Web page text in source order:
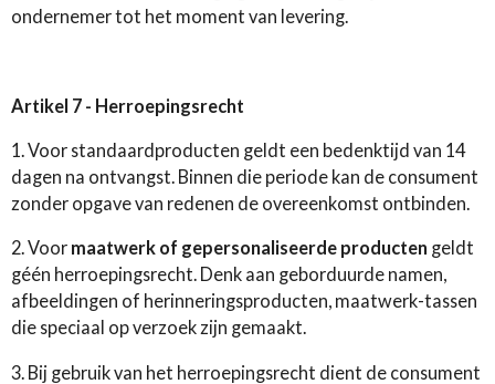
ondernemer tot het moment van levering.
Artikel 7 - Herroepingsrecht
1. Voor standaardproducten geldt een bedenktijd van 14
dagen na ontvangst. Binnen die periode kan de consument
zonder opgave van redenen de overeenkomst ontbinden.
2. Voor maatwerk of gepersonaliseerde producten geldt
géén herroepingsrecht. Denk aan geborduurde namen,
afbeeldingen of herinneringsproducten, maatwerk-tassen
die speciaal op verzoek zijn gemaakt.
3. Bij gebruik van het herroepingsrecht dient de consument